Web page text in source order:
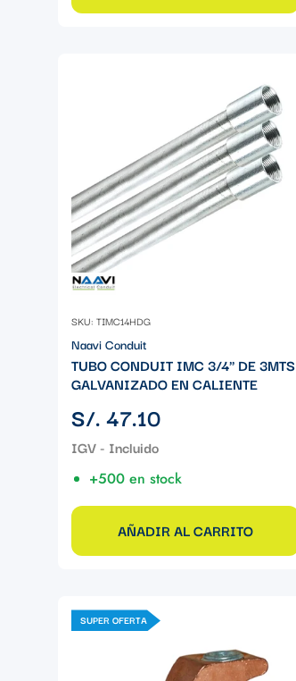
SKU: TIMC14HDG
Naavi Conduit
TUBO CONDUIT IMC 3/4" DE 3MTS
GALVANIZADO EN CALIENTE
Precio
regular
S/. 47.10
+500 en stock
AÑADIR AL CARRITO
SUPER OFERTA